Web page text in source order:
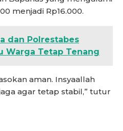
menjadi Rp16.000.
dan Polrestabes
Warga Tetap Tenang
aman. Insyaallah
agar tetap stabil,” tutur